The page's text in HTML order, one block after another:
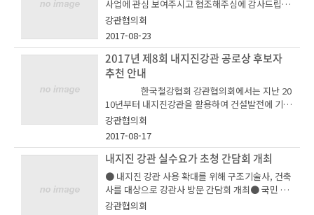
한 기반 구축 활동을 중점적으로 추진하기로 했다.
협의회는 최근 미국의 수입규제 강화에 관련해 공
동 대응을 실시키로 하였으며 그간 미국 수출에 편
중되었던 판로를 다변화하는 차원에서 베트남, 인
니지역 에너지강관 조사를 진행하기로 하는 것은
물론 유럽 지역 강관수요업체와의 기술교류도 활발
히 실시할 계획이다.또한, 내수 시장 건설구조용 강
관 수요 확대를 위한 제도 개선 활동의 일환으로 강
관의 우수한 내진성능을 어필할 수 있는 데이터 도
출을 위한 ‘건축물 하부구조 성능기반 내진설계 적
용 파일럿테스트 연구’도 추진할 예정이다.협의회
는 그 밖에도 건축구조용강관 우수성을 홍보하고
설계 적용을 유도하기 위해 ‘건축구조용 강관 수요
확대에 기여한 유공자에 대한 포상 ’, ‘건축구조용
강관 실수요가 초청 간담회’등의 세부사업을 진행
한다.이와 더불어 국내 강관산업의 지속가능성 제
참가자 등록 사무국13:30~13:40개회사 및 축사협
의회 회장사 및후원기관13:40~14:20(기조강연) 4
차 산업혁명과 강관산업의 지속 발전방향울산과학
기술원 김동섭 교수14:20~15:00강관사와 철강사
의 4차 산업혁명 공동 대응포스코 이창선 상무15:0
0~15:40생산 공정 스마트화 사례(DCS, 공통 데이
터 모델, 시뮬레이션 도구, 3D 시각화, 경영 정보 시
스템)지멘스코리아최유순 부장15:40~16:00휴 식
16:00~16:40강관제조업에서의 비파괴검사(NDT)
기술 트렌드와 스마트기술 적용방안NDT엔지니어
링 박정철 부장16:40~17:20스마트 미터 및 센서 네
트워크 기반 상수관망 운영관리 최적화
사업에 관심 보여주시고 협조해주심에 감사드립니
다.저희 협의회에서 2017 한국파이프라인 컨퍼런
스를 아래와 같이 개최하오니 많은 관심과 참여 부
탁드립니다.o 행사명 : 2017 한국 파이프라인 컨퍼
런스(Korea Pipeline Conference2017)o 일시/
장소 : 2017. 9. 13(수) ~ 14(목) / 포스코센터(서울
대치동 소재)o 프로그램 : 하기 이미지 파일 및 홈페
이지 참조o 참가 신청 : 행사 홈페이지 온라인 접수
(http://www.kpconf.com/html/join.php) * 사
전등록 기한 : 2017년 09월 05일(화)까지(행사당일
현장등록 가능) - 등록비 : 일반 150천원, 학생 50
천원 단, 강관협의회 및 한국철강협회 회원사 재
직자의 경우 무료 (무료 등록 해당자의 경우 별첨
참가신청서 엑셀파일을 작성하여 이메일 zejune.c
hoi@ekosa.or.kr 송부)
강관협의회
2017-08-23
2017년 제8회 내지진강관 공로상 후보자
추천 안내
한국철강협회 강관협의회에서는 지난 20
10년부터 내지진강관을 활용하여 건설발전에 기여
한 유공자를 격려하고 홍보함으로써 관련 업계에
내지진강관의 인지도를 제고하고 내지진강관 제품
의 적용을 촉진하는 효과를 유도하기 위한 목적으
로 내지진강관 공로상 제도를 운영해오고 있습니
다. 아래 내용을 참조하시어 내지진강관 설계적용
확대에 기여한 ｢내지진강관 공로상｣ 후보자를 적
극 추천하여 주시기 바랍니다. ○ 추천 대상 :
아래 각 항에 해당하는 자 중 내지진 강관 수요확대
강관협의회
2017-08-17
내지진 강관 실수요가 초청 간담회 개최
● 내지진 강관 사용 확대를 위해 구조기술사, 건축
사를 대상으로 강관사 방문 간담회 개최● 국민 안
전과 직결된 내지진강관 적극 활용 공감대 마련우
강관협의회